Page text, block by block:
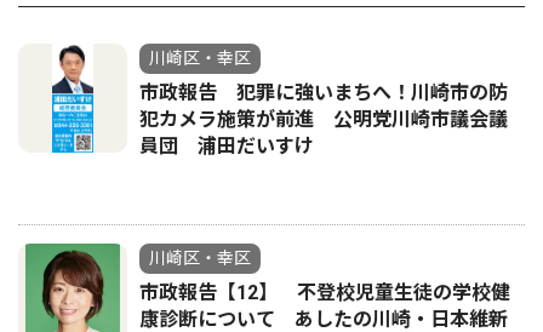
川崎区・幸区
市政報告 犯罪に強いまちへ！川崎市の防
犯カメラ施策が前進 公明党川崎市議会議
員団 浦田だいすけ
川崎区・幸区
市政報告【12】 不登校児童生徒の学校健
康診断について あしたの川崎・日本維新